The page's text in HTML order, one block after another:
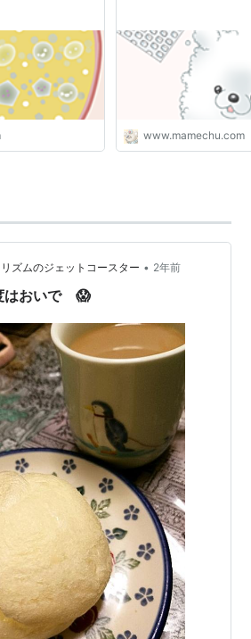
www.mamechu.com
ズムのジェットコースター • 2年前
はおいで 😱